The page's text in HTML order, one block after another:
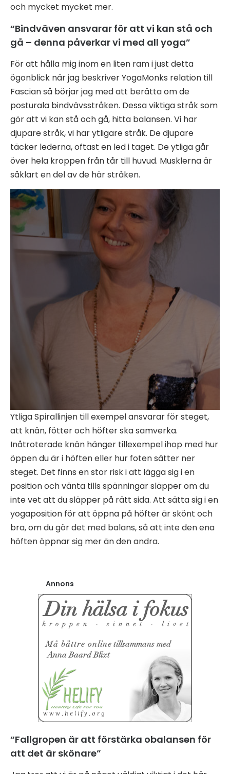
och mycket mycket mer.
“Bindväven ansvarar för att vi kan stå och
gå – denna påverkar vi med all yoga”
För att hålla mig inom en liten ram i just detta
ögonblick när jag beskriver YogaMonks relation till
Fascian så börjar jag med att berätta om de
posturala bindvävsstråken. Dessa viktiga stråk som
gör att vi kan stå och gå, hitta balansen. Vi har
djupare stråk, vi har ytligare stråk. De djupare
täcker lederna, oftast en led i taget. De ytliga går
över hela kroppen från tår till huvud. Musklerna är
såklart en del av de här stråken.
Ytliga Spirallinjen till exempel ansvarar för steget,
att knän, fötter och höfter ska samverka.
Inåtroterade knän hänger tillexempel ihop med hur
öppen du är i höften eller hur foten sätter ner
steget. Det finns en stor risk i att lägga sig i en
position och vänta tills spänningar släpper om du
inte vet att du släpper på rätt sida. Att sätta sig i en
yogaposition för att öppna på höfter är skönt och
bra, om du gör det med balans, så att inte den ena
höften öppnar sig mer än den andra.
Annons
“Fallgropen är att förstärka obalansen för
att det är skönare”